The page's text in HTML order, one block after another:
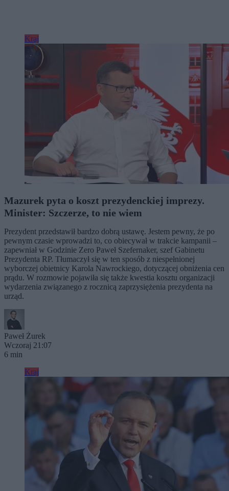
Kraj
Mazurek pyta o koszt prezydenckiej imprezy.
Minister: Szczerze, to nie wiem
Prezydent przedstawił bardzo dobrą ustawę. Jestem pewny, że po
pewnym czasie wprowadzi to, co obiecywał w trakcie kampanii –
zapewniał w Godzinie Zero Paweł Szefernaker, szef Gabinetu
Prezydenta RP. Tłumaczył się w ten sposób z niespełnionej
wyborczej obietnicy Karola Nawrockiego, dotyczącej obniżenia cen
prądu. W rozmowie pojawiła się także kwestia kosztu organizacji
wydarzenia związanego z rocznicą zaprzysiężenia prezydenta na
urząd.
Paweł Żurek
Wczoraj 21:07
6 min
Kraj